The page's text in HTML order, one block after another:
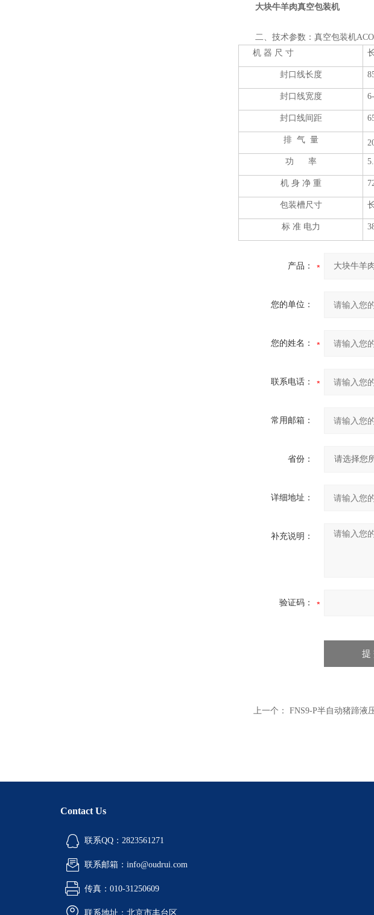
大块牛羊肉真空包装机
二、技术参数：真空包装机
机 器 尺 寸
封口线长度
封口线宽度
封口线间距
排 气 量
功 率
机 身 净 重
包装槽尺寸
标 准 电力
产品：
您的单位：
您的姓名：
联系电话：
常用邮箱：
省份：
详细地址：
补充说明：
验证码：
上一个： FNS9-P半自动猪蹄液
Contact Us
联系QQ：2823561271
联系邮箱：info@oudrui.com
传真：010-31250609
联系地址：北京市丰台区